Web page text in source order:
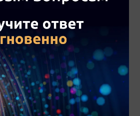
услуги
абонентам
Нужно ли
сумму
в связи с
ст. 317.1 ГК